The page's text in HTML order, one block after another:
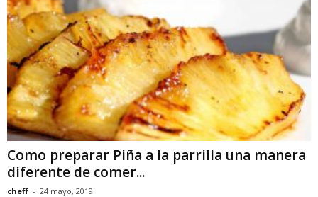
Como preparar Piña a la parrilla una manera
diferente de comer...
cheff - 24 mayo, 2019